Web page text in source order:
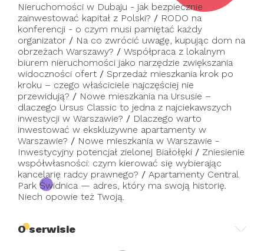
Nieruchomości w Dubaju - jak bezpiecznie
zainwestować kapitał z Polski? / RODO na
konferencji - o czym musi pamiętać każdy
organizator / Na co zwrócić uwagę, kupując dom na
obrzeżach Warszawy? / Współpraca z lokalnym
biurem nieruchomości jako narzędzie zwiększania
widoczności ofert / Sprzedaż mieszkania krok po
kroku – czego właściciele najczęściej nie
przewidują? / Nowe mieszkania na Ursusie –
dlaczego Ursus Classic to jedna z najciekawszych
inwestycji w Warszawie? / Dlaczego warto
inwestować w ekskluzywne apartamenty w
Warszawie? / Nowe mieszkania w Warszawie -
Inwestycyjny potencjał zielonej Białołęki / Zniesienie
współwłasności: czym kierować się wybierając
kancelarię radcy prawnego? / Apartamenty Central
Park Świdnica — adres, który ma swoją historię.
Niech opowie też Twoją.
O serwisie